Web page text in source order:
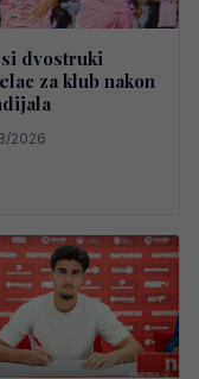
dvostruki
za klub nakon
2026